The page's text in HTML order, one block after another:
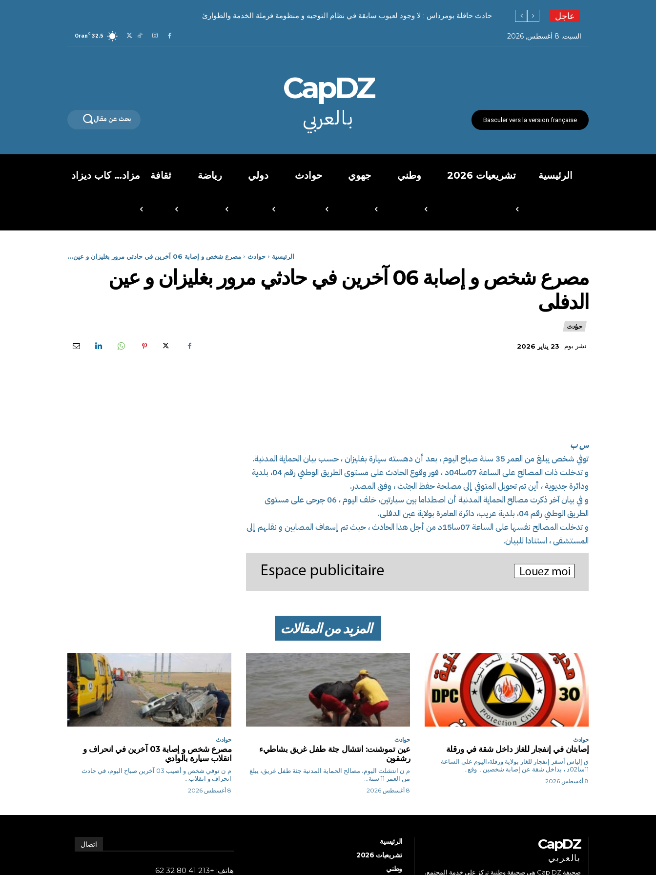
عاجل حادث حافلة بومرداس : لا وجود لعيوب سابقة في نظام التوجيه و منظومة فرملة الخدمة والطوارئ
السبت, 8 أغسطس, 2026 32.5
C
Oran
Basculer vers la version française
CapDZ
بالعربي بحث عن مقال
الرئيسية تشريعيات 2026 وطني جهوي حوادث دولي رياضة ثقافة مزاد… كاب ديزاد
الرئيسية حوادث مصرع شخص و إصابة 06 آخرين في حادثي مرور بغليزان و عين...
مصرع شخص و إصابة 06 آخرين في حادثي مرور بغليزان و عين
الدفلى
حوادث
نشر يوم 23 يناير 2026
س ب
توفي شخص يبلغ من العمر 35 سنة صباح اليوم ، بعد أن دهسته سيارة بغليزان ، حسب بيان الحماية المدنية.
و تدخلت ذات المصالح على الساعة 07سا04د ، فور وقوع الحادث على مستوى الطريق الوطني رقم 04، بلدية
ودائرة جديوية ، أين تم تحويل المتوفي إلى مصلحة حفظ الجثث ، وفق المصدر.
و في بيان آخر ذكرت مصالح الحماية المدنية أن اصطداما بين سيارتين، خلف اليوم ، 06 جرحى على مستوى
الطريق الوطني رقم 04، بلدية عريب، دائرة العامرة بولاية عين الدفلى.
و تدخلت المصالح نفسها على الساعة 07سا15د من أجل هذا الحادث ، حيث تم إسعاف المصابين و نقلهم إلى
المستشفى ، استنادا للبيان.
المزيد من المقالات
حوادث
إصابتان في إنفجار للغاز داخل شقة في ورقلة
ق.إلياس أسفر إنفجار للغاز بولاية ورقلة،اليوم على الساعة
11سا02د ، بداخل شقة عن إصابة شخصين . وقع...
8 أغسطس 2026
حوادث
عين تموشنت: انتشال جثة طفل غريق بشاطيء
رشقون
م ن انتشلت اليوم، مصالح الحماية المدنية جثة طفل غريق، يبلغ
من العمر 11 سنة...
8 أغسطس 2026
حوادث
مصرع شخص و إصابة 03 آخرين في انحراف و
انقلاب سيارة بالوادي
م ن توفي شخص و أصيب 03 آخرين صباح اليوم، في حادث
انحراف و انقلاب...
8 أغسطس 2026
CapDZ
بالعربي
صحيفة Cap DZ هي صحيفة وطنية تركز على خدمة المجتمع،
الرئيسية
تشريعيات 2026
وطني
اتصال
هاتف: +213 41 80 32 62